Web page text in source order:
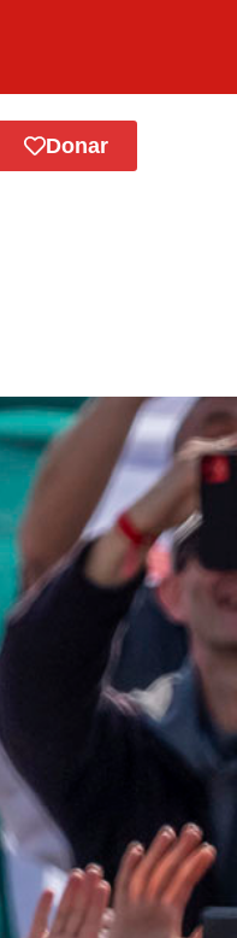
Donar